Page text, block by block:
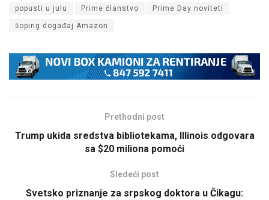
popusti u julu Prime članstvo Prime Day noviteti
šoping događaj Amazon
Prethodni post
Trump ukida sredstva bibliotekama, Illinois odgovara
sa $20 miliona pomoći
Sledeći post
Svetsko priznanje za srpskog doktora u Čikagu: